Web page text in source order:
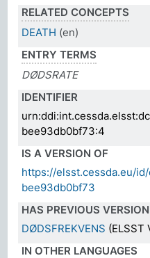
RELATED CONCEPTS
DEATH (en)
ENTRY TERMS
DØDSRATE
IDENTIFIER
bee93db0bf73:4
IS A VERSION OF
https://elsst.cessda.eu/
bee93db0bf73
HAS PREVIOUS VERSION
DØDSFREKVENS (ELSST
IN OTHER LANGUAGES